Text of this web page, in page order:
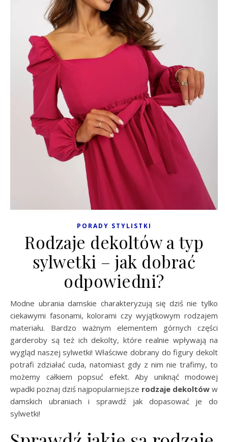
PORADY STYLISTKI
Rodzaje dekoltów a typ
sylwetki – jak dobrać
odpowiedni?
Modne ubrania damskie charakteryzują się dziś nie tylko
ciekawymi fasonami, kolorami czy wyjątkowym rodzajem
materiału. Bardzo ważnym elementem górnych części
garderoby są też ich dekolty, które realnie wpływają na
wygląd naszej sylwetki! Właściwe dobrany do figury dekolt
potrafi zdziałać cuda, natomiast gdy z nim nie trafimy, to
możemy całkiem popsuć efekt. Aby uniknąć modowej
wpadki poznaj dziś najpopularniejsze rodzaje dekoltów w
damskich ubraniach i sprawdź jak dopasować je do
sylwetki!